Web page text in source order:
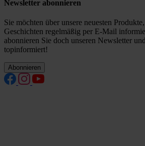
Newsletter abonnieren
Sie möchten über unsere neuesten
Geschichten regelmäßig per E-Mail
abonnieren Sie doch unseren Newsletter
topinformiert!
Abonnieren